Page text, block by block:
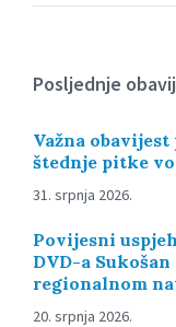
Posljednje
Važna
štednje pitke
31. srpnja 2026.
Povijesni
DVD-a
regionalnom
20. srpnja 2026.